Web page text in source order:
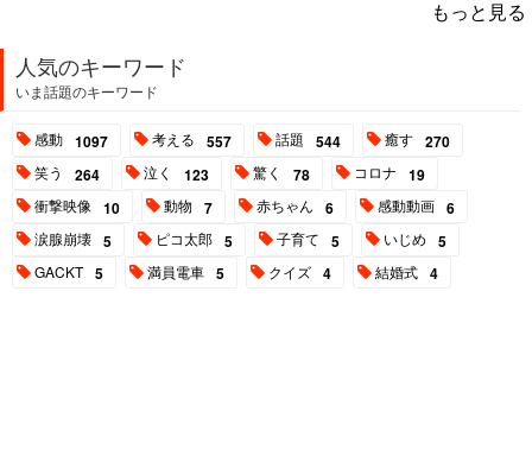
もっと見る
人気のキーワード
いま話題のキーワード
感動 1097 考える 557 話題 544 癒す 270
笑う 264 泣く 123 驚く 78 コロナ 19
衝撃映像 10 動物 7 赤ちゃん 6 感動動画 6
涙腺崩壊 5 ピコ太郎 5 子育て 5 いじめ 5
GACKT 5 満員電車 5 クイズ 4 結婚式 4